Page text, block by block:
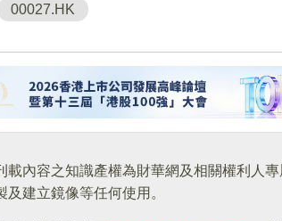
00027.HK
載內容之知識產權為財華網及相關權利人
及建立鏡像等任何使用。